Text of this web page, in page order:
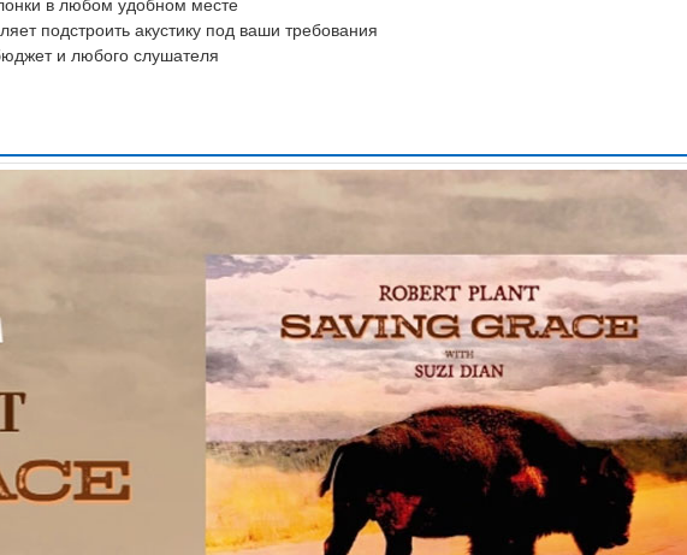
подстроить акустику под ваши требования
и любого слушателя